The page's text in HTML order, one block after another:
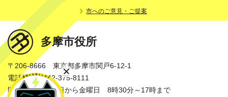
市へのご意見・ご提案
多摩市役所
〒206-8666 東京都多摩市関戸6-12-1
電話番号：042-375-8111
開庁時間：月曜日から金曜日 8時30分～17時まで